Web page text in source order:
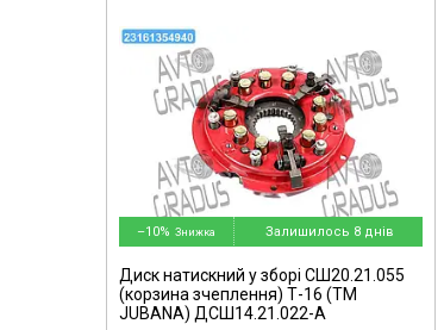
–10% Залишилось 8 днів
Диск натискний у зборі СШ20.21.055
(корзина зчеплення) Т-16 (ТМ
JUBANA) ДСШ14.21.022-А
301612-omg